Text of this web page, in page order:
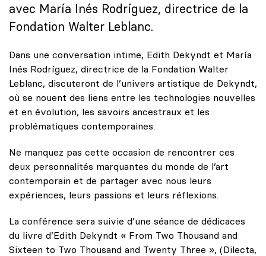
avec María Inés Rodríguez, directrice de la
Fondation Walter Leblanc.
Dans une conversation intime, Edith Dekyndt et María
Inés Rodríguez, directrice de la Fondation Walter
Leblanc, discuteront de l’univers artistique de Dekyndt,
où se nouent des liens entre les technologies nouvelles
et en évolution, les savoirs ancestraux et les
problématiques contemporaines.
Ne manquez pas cette occasion de rencontrer ces
deux personnalités marquantes du monde de l’art
contemporain et de partager avec nous leurs
expériences, leurs passions et leurs réflexions.
La conférence sera suivie d’une séance de dédicaces
du livre d’Edith Dekyndt « From Two Thousand and
Sixteen to Two Thousand and Twenty Three », (Dilecta,